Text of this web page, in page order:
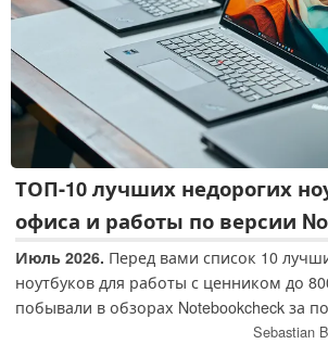
ТОП-10 лучших недорогих
офиса и работы по версии
Июль 2026. Перед вами список 10
ноутбуков для работы с ценником до
побывали в обзорах Notebookcheck за
Мы постоянно обновляем данныйSebastian